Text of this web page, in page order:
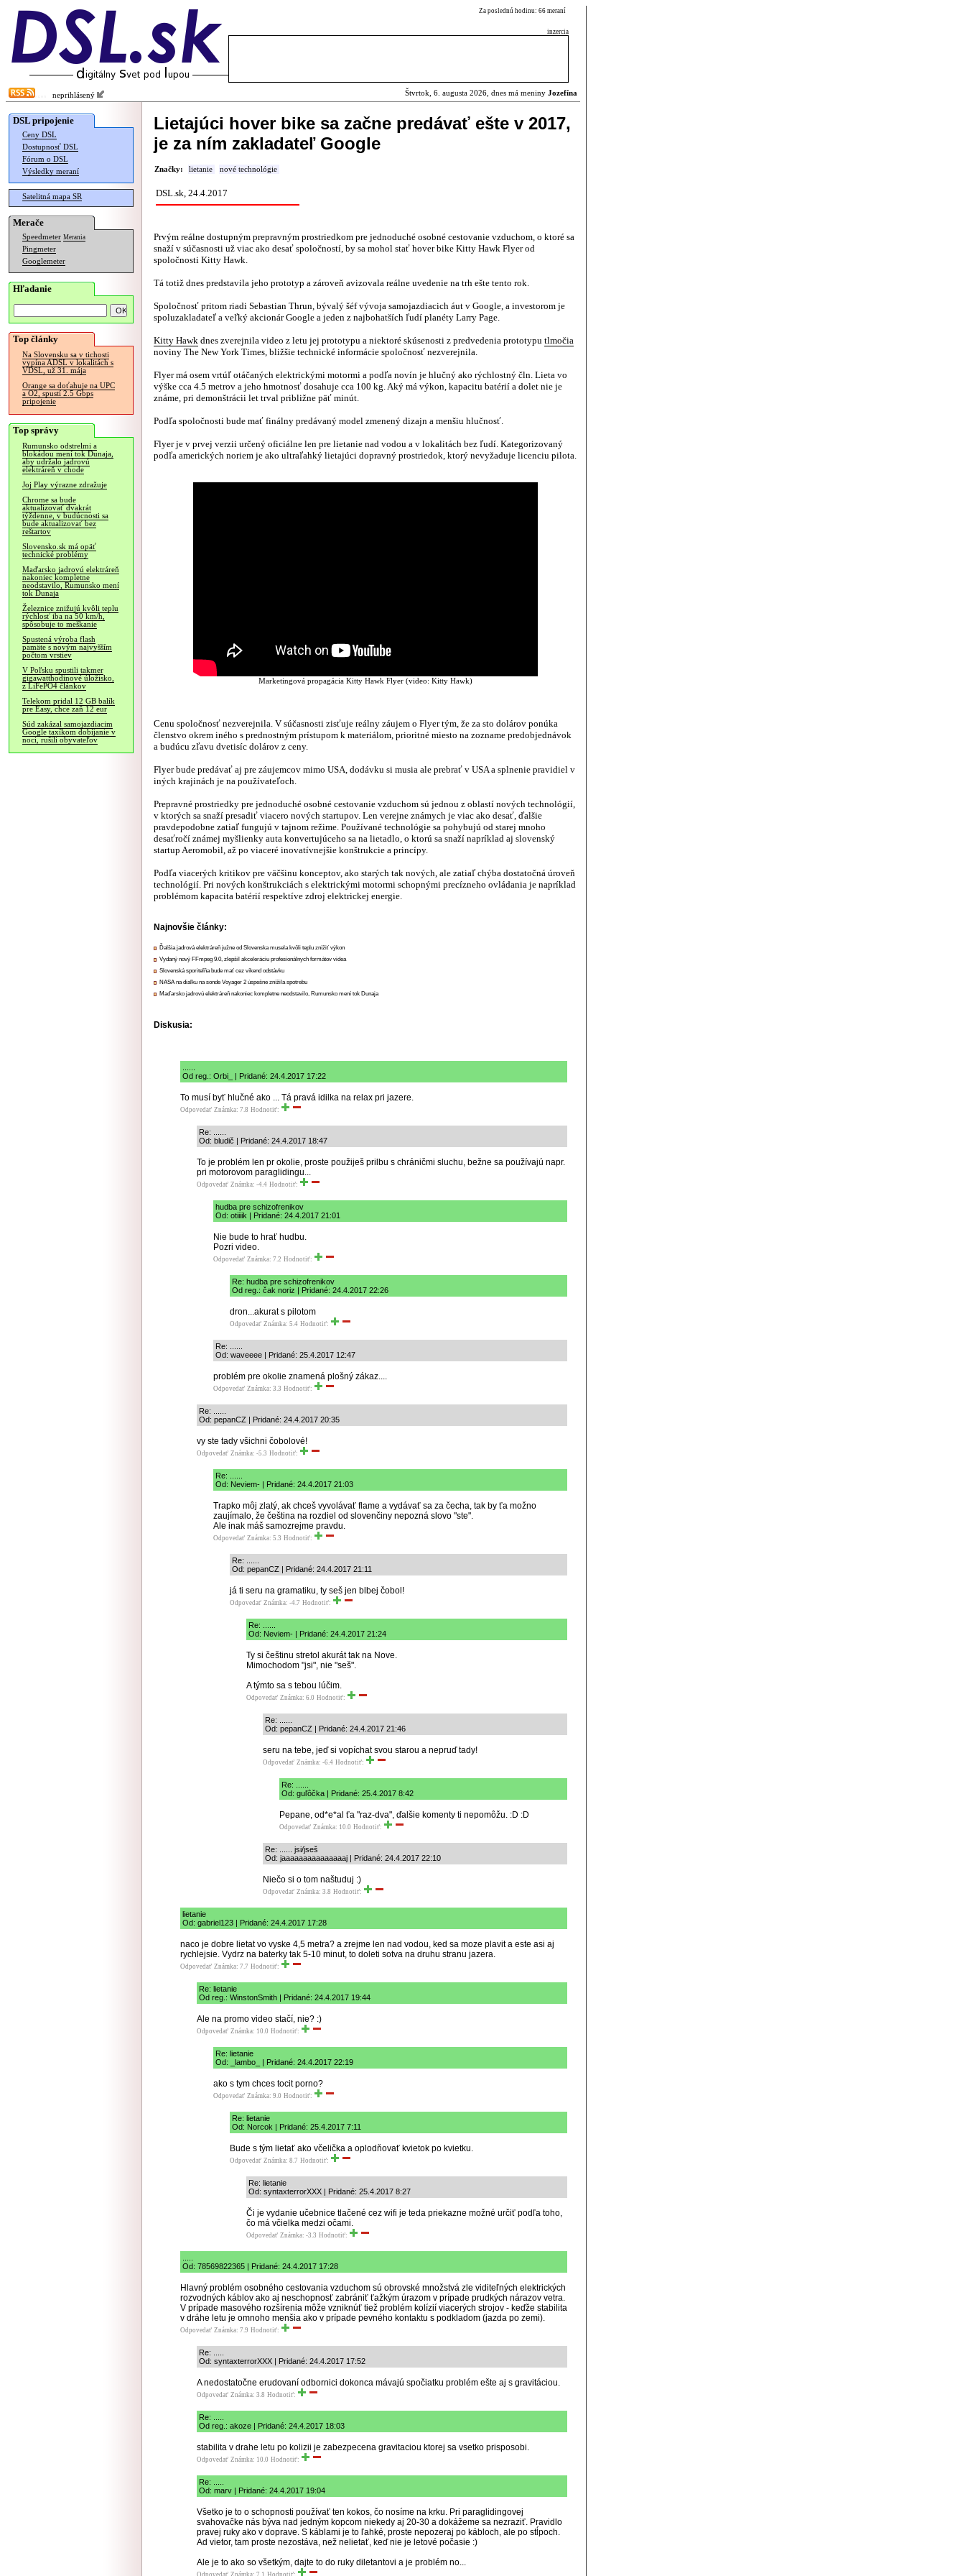
Za poslednú hodinu: 66 meraní
inzercia
neprihlásený Štvrtok, 6. augusta 2026, dnes má meniny Jozefína
DSL pripojenie
Ceny DSL
Dostupnosť DSL
Fórum o DSL
Výsledky meraní
Satelitná mapa SR
Merače
Speedmeter Merania
Pingmeter
Googlemeter
Hľadanie
Top články
Na Slovensku sa v tichosti
vypína ADSL v lokalitách s
VDSL, už 31. mája
Orange sa doťahuje na UPC
a O2, spustí 2.5 Gbps
pripojenie
Top správy
Rumunsko odstrelmi a
blokádou mení tok Dunaja,
aby udržalo jadrovú
elektráreň v chode
Joj Play výrazne zdražuje
Chrome sa bude
aktualizovať dvakrát
týždenne, v budúcnosti sa
bude aktualizovať bez
reštartov
Slovensko.sk má opäť
technické problémy
Maďarsko jadrovú elektráreň
nakoniec kompletne
neodstavilo, Rumunsko mení
tok Dunaja
Železnice znižujú kvôli teplu
rýchlosť iba na 50 km/h,
spôsobuje to meškanie
Spustená výroba flash
pamäte s novým najvyšším
počtom vrstiev
V Poľsku spustili takmer
gigawatthodinové úložisko,
z LiFePO4 článkov
Telekom pridal 12 GB balík
pre Easy, chce zaň 12 eur
Súd zakázal samojazdiacim
Google taxíkom dobíjanie v
noci, rušili obyvateľov
Lietajúci hover bike sa začne predávať ešte v 2017,
je za ním zakladateľ Google
Značky: lietanie nové technológie
DSL.sk, 24.4.2017
Prvým reálne dostupným prepravným prostriedkom pre jednoduché osobné cestovanie vzduchom, o ktoré sa
snaží v súčasnosti už viac ako desať spoločností, by sa mohol stať hover bike Kitty Hawk Flyer od
spoločnosti Kitty Hawk.
Tá totiž dnes predstavila jeho prototyp a zároveň avizovala reálne uvedenie na trh ešte tento rok.
Spoločnosť pritom riadi Sebastian Thrun, bývalý šéf vývoja samojazdiacich áut v Google, a investorom je
spoluzakladateľ a veľký akcionár Google a jeden z najbohatších ľudí planéty Larry Page.
Kitty Hawk dnes zverejnila video z letu jej prototypu a niektoré skúsenosti z predvedenia prototypu tlmočia
noviny The New York Times, bližšie technické informácie spoločnosť nezverejnila.
Flyer má osem vrtúľ otáčaných elektrickými motormi a podľa novín je hlučný ako rýchlostný čln. Lieta vo
výške cca 4.5 metrov a jeho hmotnosť dosahuje cca 100 kg. Aký má výkon, kapacitu batérií a dolet nie je
známe, pri demonštrácii let trval približne päť minút.
Podľa spoločnosti bude mať finálny predávaný model zmenený dizajn a menšiu hlučnosť.
Flyer je v prvej verzii určený oficiálne len pre lietanie nad vodou a v lokalitách bez ľudí. Kategorizovaný
podľa amerických noriem je ako ultraľahký lietajúci dopravný prostriedok, ktorý nevyžaduje licenciu pilota.
Marketingová propagácia Kitty Hawk Flyer (video: Kitty Hawk)
Cenu spoločnosť nezverejnila. V súčasnosti zisťuje reálny záujem o Flyer tým, že za sto dolárov ponúka
členstvo okrem iného s prednostným prístupom k materiálom, prioritné miesto na zozname predobjednávok
a budúcu zľavu dvetisíc dolárov z ceny.
Flyer bude predávať aj pre záujemcov mimo USA, dodávku si musia ale prebrať v USA a splnenie pravidiel v
iných krajinách je na používateľoch.
Prepravné prostriedky pre jednoduché osobné cestovanie vzduchom sú jednou z oblastí nových technológií,
v ktorých sa snaží presadiť viacero nových startupov. Len verejne známych je viac ako desať, ďalšie
pravdepodobne zatiaľ fungujú v tajnom režime. Používané technológie sa pohybujú od starej mnoho
desaťročí známej myšlienky auta konvertujúceho sa na lietadlo, o ktorú sa snaží napríklad aj slovenský
startup Aeromobil, až po viaceré inovatívnejšie konštrukcie a princípy.
Podľa viacerých kritikov pre väčšinu konceptov, ako starých tak nových, ale zatiaľ chýba dostatočná úroveň
technológií. Pri nových konštrukciách s elektrickými motormi schopnými precízneho ovládania je napríklad
problémom kapacita batérií respektíve zdroj elektrickej energie.
Najnovšie články:
Ďalšia jadrová elektráreň južne od Slovenska musela kvôli teplu znížiť výkon
Vydaný nový FFmpeg 9.0, zlepšil akceleráciu profesionálnych formátov videa
Slovenská sporiteľňa bude mať cez víkend odstávku
NASA na diaľku na sonde Voyager 2 úspešne znížila spotrebu
Maďarsko jadrovú elektráreň nakoniec kompletne neodstavilo, Rumunsko mení tok Dunaja
Diskusia:
Od reg.: Orbi_ | Pridané: 24.4.2017 17:22
To musí byť hlučné ako ... Tá pravá idilka na relax pri jazere.
Odpovedať Známka: 7.8 Hodnotiť:
Re: ......
Od: bludič | Pridané: 24.4.2017 18:47
To je problém len pr okolie, proste použiješ prilbu s chráničmi sluchu, bežne sa používajú napr.
pri motorovom paraglidingu...
Odpovedať Známka: -4.4 Hodnotiť:
hudba pre schizofrenikov
Od: otiiiik | Pridané: 24.4.2017 21:01
Nie bude to hrať hudbu.
Pozri video.
Odpovedať Známka: 7.2 Hodnotiť:
Re: hudba pre schizofrenikov
Od reg.: čak noriz | Pridané: 24.4.2017 22:26
dron...akurat s pilotom
Odpovedať Známka: 5.4 Hodnotiť:
Re: ......
Od: waveeee | Pridané: 25.4.2017 12:47
problém pre okolie znamená plošný zákaz....
Odpovedať Známka: 3.3 Hodnotiť:
Re: ......
Od: pepanCZ | Pridané: 24.4.2017 20:35
vy ste tady všichni čobolové!
Odpovedať Známka: -5.3 Hodnotiť:
Re: ......
Od: Neviem- | Pridané: 24.4.2017 21:03
Trapko môj zlatý, ak chceš vyvolávať flame a vydávať sa za čecha, tak by ťa možno
zaujímalo, že čeština na rozdiel od slovenčiny nepozná slovo "ste".
Ale inak máš samozrejme pravdu.
Odpovedať Známka: 5.3 Hodnotiť:
Re: ......
Od: pepanCZ | Pridané: 24.4.2017 21:11
já ti seru na gramatiku, ty seš jen blbej čobol!
Odpovedať Známka: -4.7 Hodnotiť:
Re: ......
Od: Neviem- | Pridané: 24.4.2017 21:24
Ty si češtinu stretol akurát tak na Nove.
Mimochodom "jsi", nie "seš".
A týmto sa s tebou lúčim.
Odpovedať Známka: 6.0 Hodnotiť:
Re: ......
Od: pepanCZ | Pridané: 24.4.2017 21:46
seru na tebe, jeď si vopíchat svou starou a nepruď tady!
Odpovedať Známka: -6.4 Hodnotiť:
Re: ......
Od: guľôčka | Pridané: 25.4.2017 8:42
Pepane, od*e*al ťa "raz-dva", ďalšie komenty ti nepomôžu. :D :D
Odpovedať Známka: 10.0 Hodnotiť:
Re: ...... jsi/jseš
Od: jaaaaaaaaaaaaaaaj | Pridané: 24.4.2017 22:10
Niečo si o tom naštuduj :)
Odpovedať Známka: 3.8 Hodnotiť:
lietanie
Od: gabriel123 | Pridané: 24.4.2017 17:28
naco je dobre lietat vo vyske 4,5 metra? a zrejme len nad vodou, ked sa moze plavit a este asi aj
rychlejsie. Vydrz na baterky tak 5-10 minut, to doleti sotva na druhu stranu jazera.
Odpovedať Známka: 7.7 Hodnotiť:
Re: lietanie
Od reg.: WinstonSmith | Pridané: 24.4.2017 19:44
Ale na promo video stačí, nie? :)
Odpovedať Známka: 10.0 Hodnotiť:
Re: lietanie
Od: _lambo_ | Pridané: 24.4.2017 22:19
ako s tym chces tocit porno?
Odpovedať Známka: 9.0 Hodnotiť:
Re: lietanie
Od: Norcok | Pridané: 25.4.2017 7:11
Bude s tým lietať ako včelička a oplodňovať kvietok po kvietku.
Odpovedať Známka: 8.7 Hodnotiť:
Re: lietanie
Od: syntaxterrorXXX | Pridané: 25.4.2017 8:27
Či je vydanie učebnice tlačené cez wifi je teda priekazne možné určiť podľa toho,
čo má včielka medzi očami.
Odpovedať Známka: -3.3 Hodnotiť:
Od: 78569822365 | Pridané: 24.4.2017 17:28
Hlavný problém osobného cestovania vzduchom sú obrovské množstvá zle viditeľných elektrických
rozvodných káblov ako aj neschopnosť zabrániť ťažkým úrazom v prípade prudkých nárazov vetra.
V prípade masového rozšírenia môže vzniknúť tiež problém kolízií viacerých strojov - keďže stabilita
v dráhe letu je omnoho menšia ako v prípade pevného kontaktu s podkladom (jazda po zemi).
Odpovedať Známka: 7.9 Hodnotiť:
Re: .....
Od: syntaxterrorXXX | Pridané: 24.4.2017 17:52
A nedostatočne erudovaní odbornici dokonca mávajú spočiatku problém ešte aj s gravitáciou.
Odpovedať Známka: 3.8 Hodnotiť:
Re: .....
Od reg.: akoze | Pridané: 24.4.2017 18:03
stabilita v drahe letu po kolizii je zabezpecena gravitaciou ktorej sa vsetko prisposobi.
Odpovedať Známka: 10.0 Hodnotiť:
Re: .....
Od: marv | Pridané: 24.4.2017 19:04
Všetko je to o schopnosti používať ten kokos, čo nosíme na krku. Pri paraglidingovej
svahovačke nás býva nad jedným kopcom niekedy aj 20-30 a dokážeme sa nezraziť. Pravidlo
pravej ruky ako v doprave. S káblami je to ľahké, proste nepozeraj po kábloch, ale po stĺpoch.
Ad vietor, tam proste nezostáva, než nelietať, keď nie je letové počasie :)
Ale je to ako so všetkým, dajte to do ruky diletantovi a je problém no...
Odpovedať Známka: 7.1 Hodnotiť: